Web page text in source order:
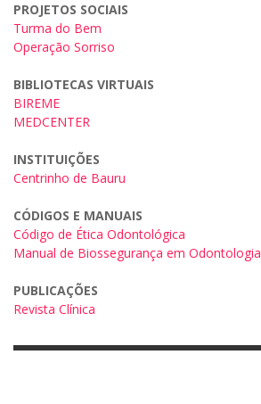
PROJETOS SOCIAIS
Turma do Bem
Operação Sorriso
BIBLIOTECAS VIRTUAIS
BIREME
MEDCENTER
INSTITUIÇÕES
Centrinho de Bauru
CÓDIGOS E MANUAIS
Código de Ética Odontológica
Manual de Biossegurança em Odontologia
PUBLICAÇÕES
Revista Clínica